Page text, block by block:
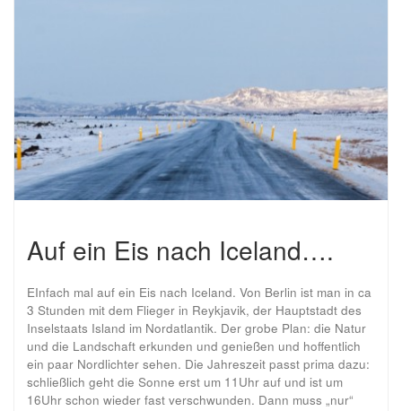
Auf ein Eis nach Iceland….
EInfach mal auf ein Eis nach Iceland. Von Berlin ist man in ca
3 Stunden mit dem Flieger in Reykjavik, der Hauptstadt des
Inselstaats Island im Nordatlantik. Der grobe Plan: die Natur
und die Landschaft erkunden und genießen und hoffentlich
ein paar Nordlichter sehen. Die Jahreszeit passt prima dazu:
schließlich geht die Sonne erst um 11Uhr auf und ist um
16Uhr schon wieder fast verschwunden. Dann muss „nur“